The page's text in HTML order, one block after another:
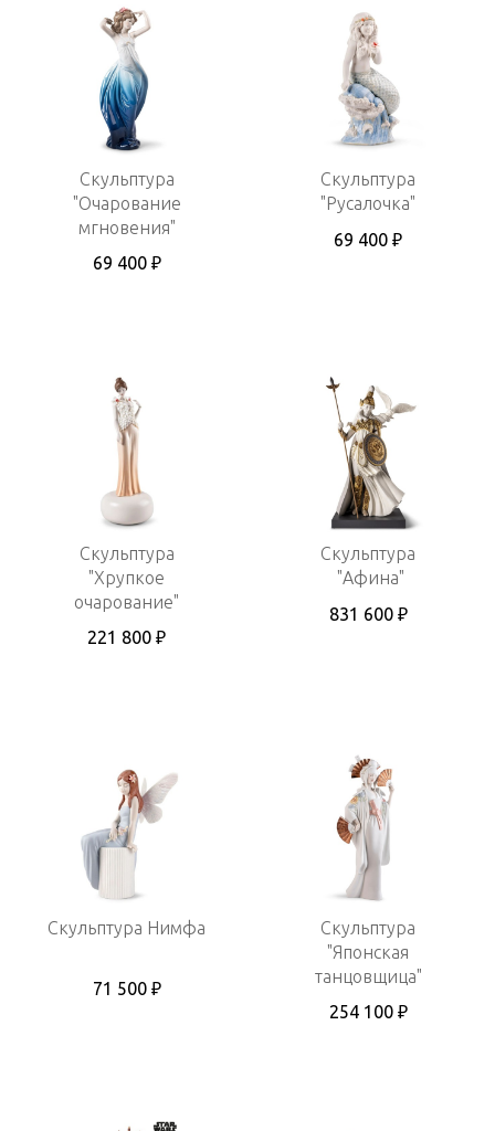
Скульптура
"Очарование
мгновения"
69 400 ₽
Скульптура
"Русалочка"
69 400 ₽
Скульптура
"Хрупкое
очарование"
221 800 ₽
Скульптура
"Афина"
831 600 ₽
Скульптура Нимфа
71 500 ₽
Скульптура
"Японская
танцовщица"
254 100 ₽